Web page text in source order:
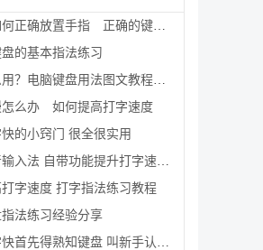
放置手指 正确的键盘打字手势（图文）
的基本指法练习
电脑键盘用法图文教程（含指法练习）
怎么办 如何提高打字速度
的小窍门 很全很实用
法 自带功能提升打字速度的技巧
字速度 打字指法练习教程
法练习经验分享
得熟知键盘 叫新手认识键盘布局和功能